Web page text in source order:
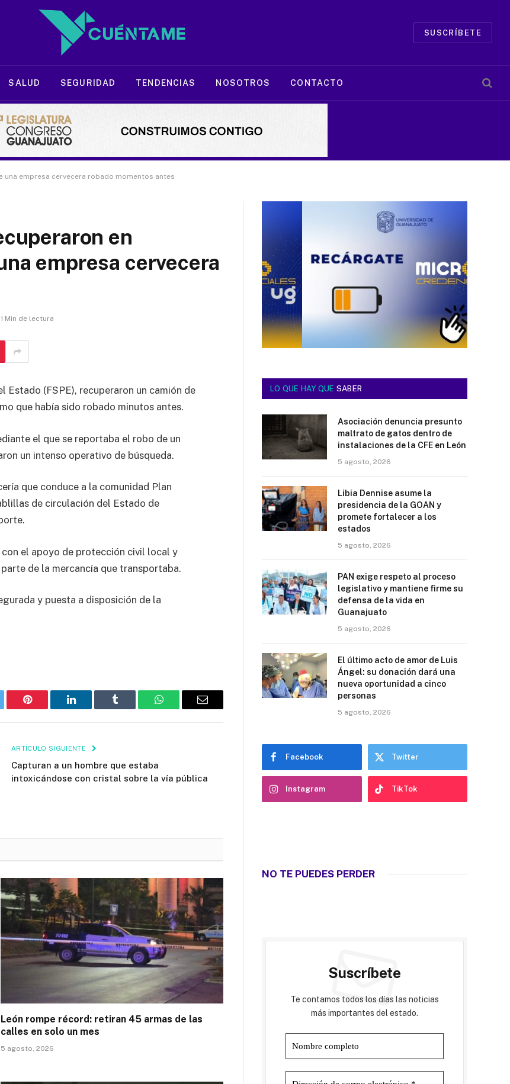
SUSCRÍBETE
SALUD SEGURIDAD TENDENCIAS NOSOTROS CONTACTO
una empresa cervecera robado momentos antes
en
empresa cervecera
1 Min de lectura
Estado (FSPE), recuperaron un camión de
que había sido robado minutos antes.
el que se reportaba el robo de un
un intenso operativo de búsqueda.
que conduce a la comunidad Plan
de circulación del Estado de
el apoyo de protección civil local y
de la mercancía que transportaba.
y puesta a disposición de la
Pinterest LinkedIn Tumblr WhatsAppEmail
ARTÍCULO SIGUIENTE
Capturan a un hombre que estaba
intoxicándose con cristal sobre la vía pública
León rompe récord: retiran 45 armas de las
calles en solo un mes
5 agosto, 2026
LO QUE HAY QUE SABER
Asociación denuncia presunto
maltrato de gatos dentro de
instalaciones de la CFE en León
5 agosto, 2026
Libia Dennise asume la
presidencia de la GOAN y
promete fortalecer a los
estados
5 agosto, 2026
PAN exige respeto al proceso
legislativo y mantiene firme su
defensa de la vida en
Guanajuato
5 agosto, 2026
El último acto de amor de Luis
Ángel: su donación dará una
nueva oportunidad a cinco
personas
5 agosto, 2026
Facebook Twitter
Instagram TikTok
NO TE PUEDES PERDER
Suscríbete
Te contamos todos los días las noticias
más importantes del estado.